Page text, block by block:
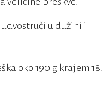
udvostruči u dužini i
oko 190 g krajem 18.